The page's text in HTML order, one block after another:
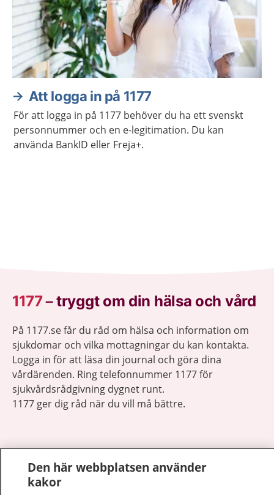
Att logga in på 1177
För att logga in på 1177 behöver du ha ett svenskt
personnummer och en e-legitimation. Du kan
använda BankID eller Freja+.
1177–tryggt om din hälsa och vård
På 1177.se får du råd om hälsa och information om
sjukdomar och vilka mottagningar du kan kontakta.
Logga in för att läsa din journal och göra dina
vårdärenden. Ring telefonnummer 1177 för
sjukvårdsrådgivning dygnet runt.
1177 ger dig råd när du vill må bättre.
1177 på flera språk
Den här webbplatsen använder
kakor